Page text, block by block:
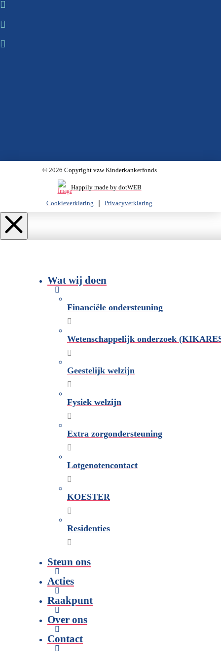
© 2026 Copyright vzw Kinderkankerfonds
Happily made by dotWEB
Cookieverklaring Privacyverklaring
Wat wij doen
Financiële ondersteuning
Wetenschappelijk onderzoek
Geestelijk welzijn
Fysiek welzijn
Extra zorgondersteuning
Lotgenotencontact
KOESTER
Residenties
Steun ons
Acties
Raakpunt
Over ons
Contact